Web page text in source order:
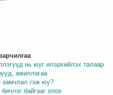
нь юуг илэрхийлэх талаар
ажиллагаа
замчлал гэж юу?
байгааг олох